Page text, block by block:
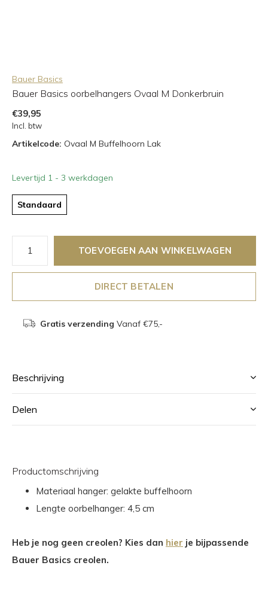
Bauer Basics
Bauer Basics oorbelhangers Ovaal M Donkerbruin
€39,95
Incl. btw
Artikelcode: Ovaal M Buffelhoorn Lak
Levertijd 1 - 3 werkdagen
Standaard
TOEVOEGEN AAN WINKELWAGEN
DIRECT BETALEN
Gratis verzending Vanaf €75,-
Beschrijving
Delen
Productomschrijving
Materiaal hanger: gelakte buffelhoorn
Lengte oorbelhanger: 4,5 cm
Heb je nog geen creolen? Kies dan hier je bijpassende
Bauer Basics creolen.